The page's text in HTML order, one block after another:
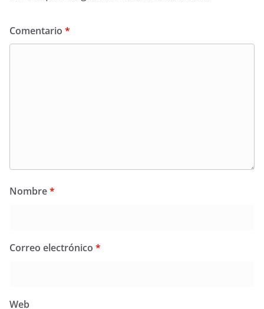
Comentario *
Nombre*
Correo electrónico *
Web